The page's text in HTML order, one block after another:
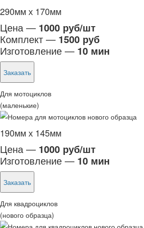
290мм х 170мм
Цена — 1000 руб/шт
Комплект — 1500 руб
Изготовление — 10 мин
Заказать
Для мотоциклов
(маленькие)
190мм х 145мм
Цена — 1000 руб/шт
Изготовление — 10 мин
Заказать
Для квадроциклов
(нового образца)